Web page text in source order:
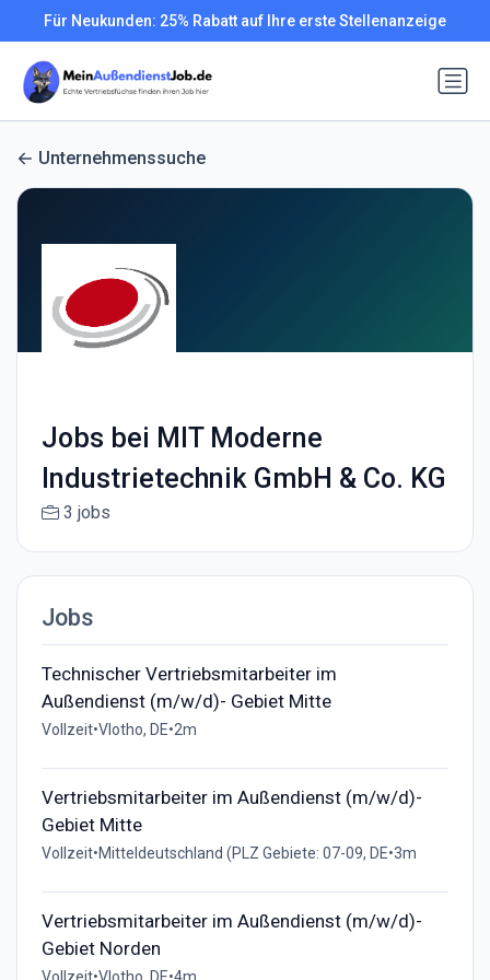
Für Neukunden: 25% Rabatt auf Ihre erste Stellenanzeige
Unternehmenssuche
Jobs bei MIT Moderne
Industrietechnik GmbH & Co. KG
3 jobs
Jobs
Technischer Vertriebsmitarbeiter im
Außendienst (m/w/d)- Gebiet Mitte
Vollzeit•Vlotho, DE•2m
Vertriebsmitarbeiter im Außendienst (m/w/d)-
Gebiet Mitte
Vollzeit•Mitteldeutschland (PLZ Gebiete: 07-09, DE•3m
Vertriebsmitarbeiter im Außendienst (m/w/d)-
Gebiet Norden